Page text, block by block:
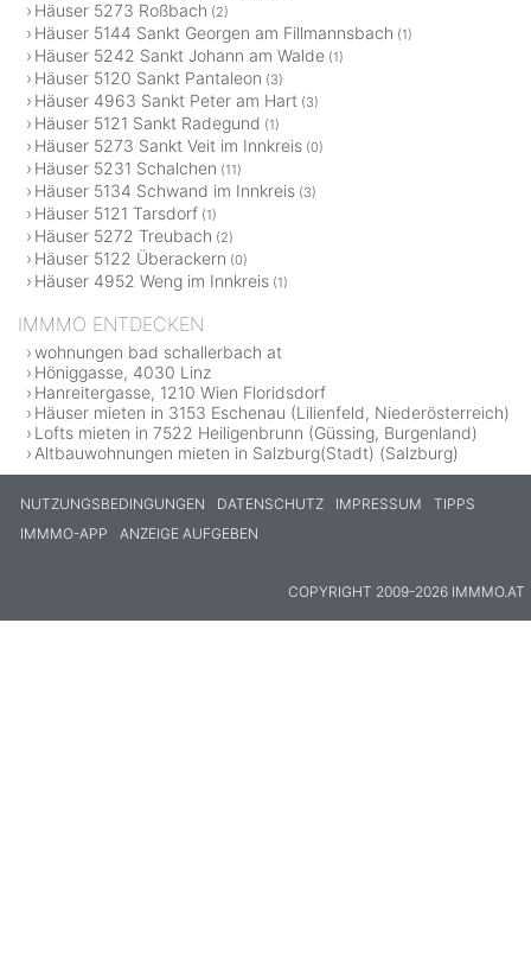
Häuser 5273 Roßbach (2)
Häuser 5144 Sankt Georgen am Fillmannsbach (1)
Häuser 5242 Sankt Johann am Walde (1)
Häuser 5120 Sankt Pantaleon (3)
Häuser 4963 Sankt Peter am Hart (3)
Häuser 5121 Sankt Radegund (1)
Häuser 5273 Sankt Veit im Innkreis (0)
Häuser 5231 Schalchen (11)
Häuser 5134 Schwand im Innkreis (3)
Häuser 5121 Tarsdorf (1)
Häuser 5272 Treubach (2)
Häuser 5122 Überackern (0)
Häuser 4952 Weng im Innkreis (1)
IMMMO ENTDECKEN
wohnungen bad schallerbach at
Höniggasse, 4030 Linz
Hanreitergasse, 1210 Wien Floridsdorf
Häuser mieten in 3153 Eschenau (Lilienfeld, Niederösterreich)
Lofts mieten in 7522 Heiligenbrunn (Güssing, Burgenland)
Altbauwohnungen mieten in Salzburg(Stadt) (Salzburg)
NUTZUNGSBEDINGUNGEN DATENSCHUTZ IMPRESSUM
TIPPS
IMMMO-APP
ANZEIGE AUFGEBEN
COPYRIGHT 2009-2026 IMMMO.AT